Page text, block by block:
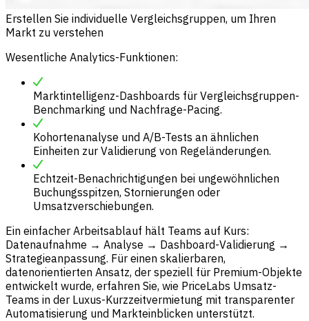
Erstellen Sie individuelle Vergleichsgruppen, um Ihren
Markt zu verstehen
Wesentliche Analytics-Funktionen:
Marktintelligenz-Dashboards für Vergleichsgruppen-
Benchmarking und Nachfrage-Pacing.
Kohortenanalyse und A/B-Tests an ähnlichen
Einheiten zur Validierung von Regeländerungen.
Echtzeit-Benachrichtigungen bei ungewöhnlichen
Buchungsspitzen, Stornierungen oder
Umsatzverschiebungen.
Ein einfacher Arbeitsablauf hält Teams auf Kurs:
Datenaufnahme → Analyse → Dashboard-Validierung →
Strategieanpassung. Für einen skalierbaren,
datenorientierten Ansatz, der speziell für Premium-Objekte
entwickelt wurde, erfahren Sie, wie PriceLabs Umsatz-
Teams in der Luxus-Kurzzeitvermietung mit transparenter
Automatisierung und Markteinblicken unterstützt.